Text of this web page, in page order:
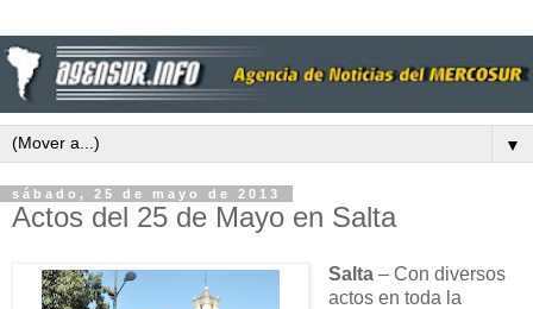
▼
sábado, 25 de mayo de 2013
Actos del 25 de Mayo en Salta
Salta– Con diversos
actos en toda la